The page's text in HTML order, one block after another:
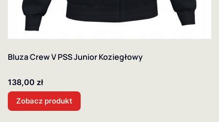
Bluza Crew V PSS Junior Koziegłowy
Cena
138,00 zł
Zobacz produkt